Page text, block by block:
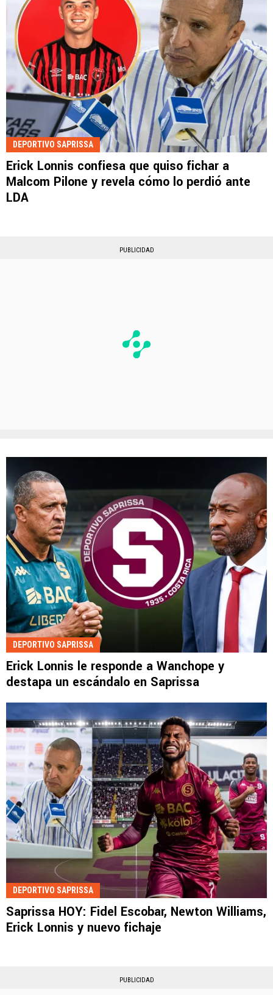
DEPORTIVO SAPRISSA
Erick Lonnis confiesa que quiso fichar a
Malcom Pilone y revela cómo lo perdió ante
LDA
PUBLICIDAD
DEPORTIVO SAPRISSA
Erick Lonnis le responde a Wanchope y
destapa un escándalo en Saprissa
DEPORTIVO SAPRISSA
Saprissa HOY: Fidel Escobar, Newton Williams,
Erick Lonnis y nuevo fichaje
PUBLICIDAD